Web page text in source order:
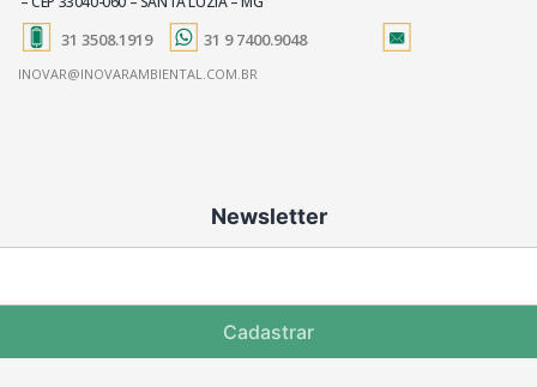
31 3508.1919 31 9 7400.9048
INOVAR@INOVARAMBIENTAL.COM.BR
Newsletter
Cadastrar